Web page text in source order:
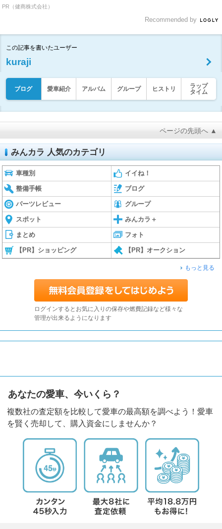
PR（健商株式会社）
Recommended by
この記事を書いたユーザー
kuraji
ブログ 愛車紹介 アルバム グループ ヒストリ
ラップ
タイム
ページの先頭へ ▲
みんカラ 人気のカテゴリ
車種別 イイね！
整備手帳 ブログ
パーツレビュー グループ
スポット みんカラ＋
まとめ フォト
【PR】ショッピング 【PR】オークション
もっと見る
ログインするとお気に入りの保存や燃費記録など様々な
管理が出来るようになります
あなたの愛車、今いくら？
複数社の査定額を比較して愛車の最高額を調べよう！愛車
を賢く売却して、購入資金にしませんか？